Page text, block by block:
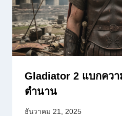
Gladiator 2 แบกคว
ตำนาน
ธันวาคม 21, 2025